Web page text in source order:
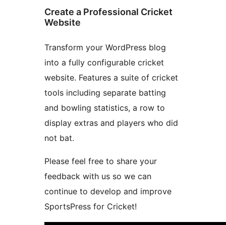
Create a Professional Cricket
Website
Transform your WordPress blog
into a fully configurable cricket
website. Features a suite of cricket
tools including separate batting
and bowling statistics, a row to
display extras and players who did
not bat.
Please feel free to share your
feedback with us so we can
continue to develop and improve
SportsPress for Cricket!